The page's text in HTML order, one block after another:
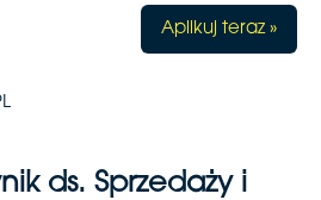
Aplikuj teraz »
ds. Sprzedaży i